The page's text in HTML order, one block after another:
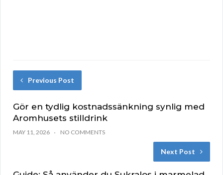
Previous Post
Gör en tydlig kostnadssänkning synlig med
Aromhusets stilldrink
MAY 11, 2026 NO COMMENTS
Next Post